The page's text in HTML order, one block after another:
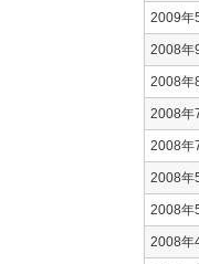
2009年
2008年
2008年
2008年
2008年
2008年
2008年
2008年